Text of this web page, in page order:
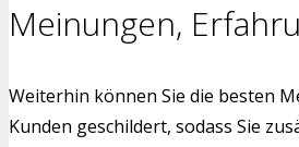
Meinungen,
Weiterhin können Sie die besten
Kunden geschildert, sodass Sie